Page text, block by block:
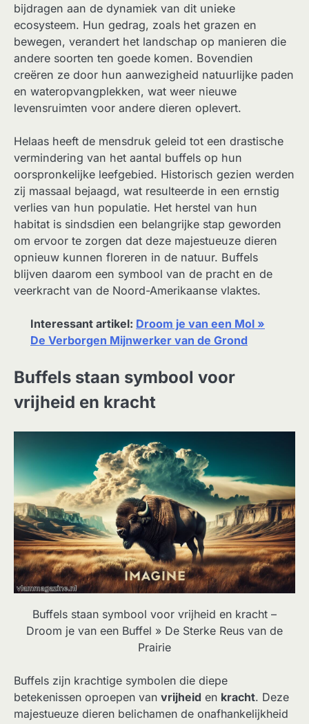
bijdragen aan de dynamiek van dit unieke
ecosysteem. Hun gedrag, zoals het grazen en
bewegen, verandert het landschap op manieren die
andere soorten ten goede komen. Bovendien
creëren ze door hun aanwezigheid natuurlijke paden
en wateropvangplekken, wat weer nieuwe
levensruimten voor andere dieren oplevert.
Helaas heeft de mensdruk geleid tot een drastische
vermindering van het aantal buffels op hun
oorspronkelijke leefgebied. Historisch gezien werden
zij massaal bejaagd, wat resulteerde in een ernstig
verlies van hun populatie. Het herstel van hun
habitat is sindsdien een belangrijke stap geworden
om ervoor te zorgen dat deze majestueuze dieren
opnieuw kunnen floreren in de natuur. Buffels
blijven daarom een symbool van de pracht en de
veerkracht van de Noord-Amerikaanse vlaktes.
Interessant artikel: Droom je van een Mol »
De Verborgen Mijnwerker van de Grond
Buffels staan symbool voor
vrijheid en kracht
Buffels staan symbool voor vrijheid en kracht –
Droom je van een Buffel » De Sterke Reus van de
Prairie
Buffels zijn krachtige symbolen die diepe
betekenissen oproepen van vrijheid en kracht. Deze
majestueuze dieren belichamen de onafhankelijkheid